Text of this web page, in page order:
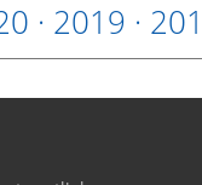
· 2019 ·